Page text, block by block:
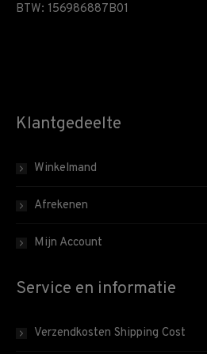
BTW: 156986887B01
Klantgedeelte
Winkelmand
Afrekenen
Mijn Account
Service en informatie
Verzendkosten Shipping Cost